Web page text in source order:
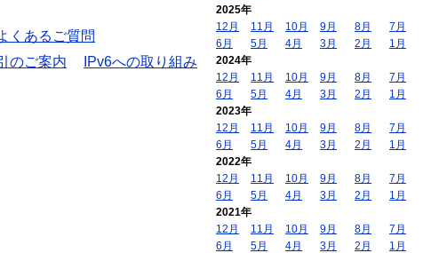
くあるご質問
のご案内
IPv6への取り組み
2025年
12月
11月 10月 9月 8月
7月
6月
5月 4月 3月 2月
1月
2024年
12月
11月 10月 9月 8月
7月
6月
5月 4月 3月 2月
1月
2023年
12月
11月 10月 9月 8月
7月
6月
5月 4月 3月 2月
1月
2022年
12月
11月 10月 9月 8月
7月
6月
5月 4月 3月 2月
1月
2021年
12月
11月 10月 9月 8月
7月
6月
5月 4月 3月 2月
1月